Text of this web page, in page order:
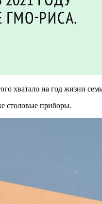
хватало на год жизни
столовые приборы.